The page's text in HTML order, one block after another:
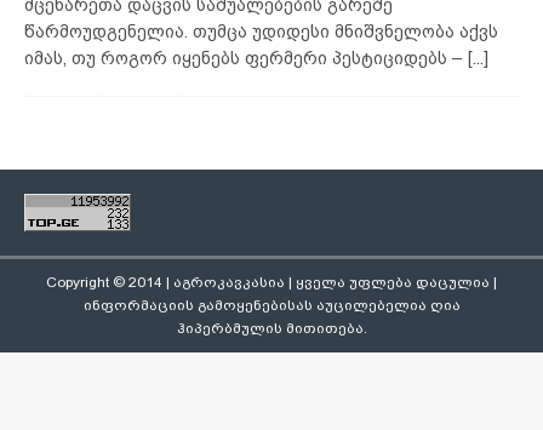
მცენარეთა დაცვის საშუალებების გარეშე
წარმოუდგენელია. თუმცა უდიდესი მნიშვნელობა აქვს
იმას, თუ როგორ იყენებს ფერმერი პესტიციდებს – [...]
Copyright © 2014 | აგროკავკასია | ყველა უფლება დაცულია |
ინფორმაციის გამოყენებისას აუცილებელია ღია
ჰიპერბმულის მითითება.